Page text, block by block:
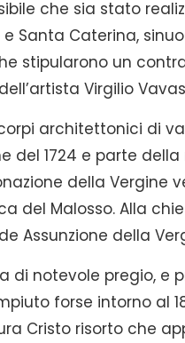
che sia stato
Santa Caterina,
stipularono un
Virgilio
architettonici di
del 1724 e parte
della Vergine
del Malosso. Alla
Assunzione della
di notevole pregio,
forse intorno al
Cristo risorto che